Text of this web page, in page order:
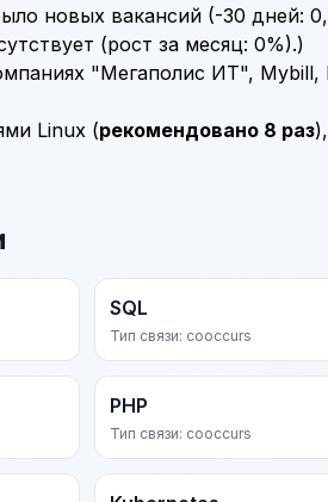
новых вакансий (-30 дней:
(рост за месяц: 0%).)
"Мегаполис ИТ",
Linux (рекомендовано 8 раз),
SQL
Тип связи: cooccurs
PHP
Тип связи: cooccurs